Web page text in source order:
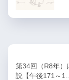
第34回（R8年）
説【午後171～1…